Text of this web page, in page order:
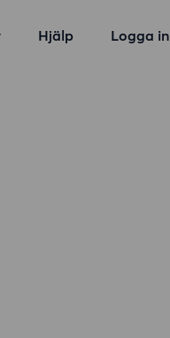
Hjälp Logga in